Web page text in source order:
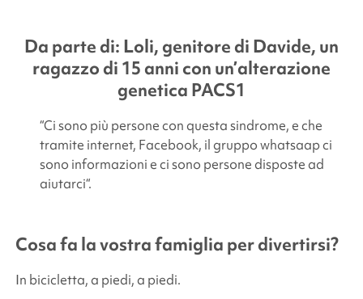
Da parte di: Loli, genitore di Davide, un
ragazzo di 15 anni con un’alterazione
genetica PACS1
“Ci sono più persone con questa sindrome, e che
tramite internet, Facebook, il gruppo whatsaap ci
sono informazioni e ci sono persone disposte ad
aiutarci“.
Cosa fa la vostra famiglia per divertirsi?
In bicicletta, a piedi, a piedi.